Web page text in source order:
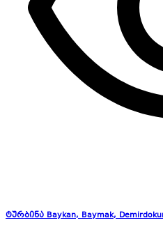
ტურბინა Baykan, Baymak,